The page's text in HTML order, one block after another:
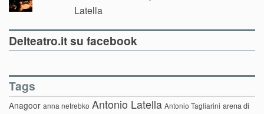
Latella
Delteatro.it su facebook
Tags
Anagoor anna netrebko Antonio Latella Antonio Tagliarini arena di